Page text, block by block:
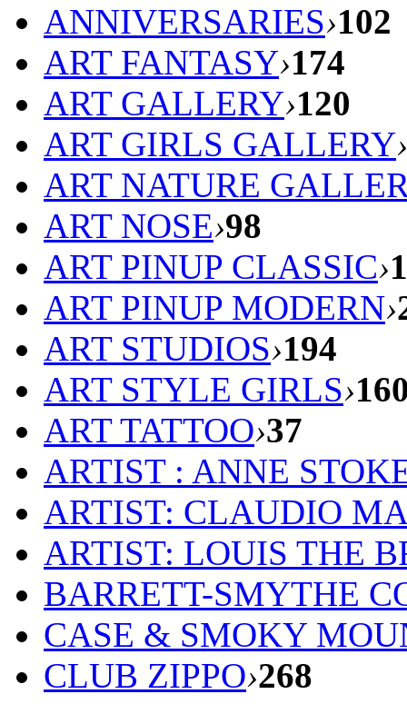
ANNIVERSARIES›102
ART FANTASY›174
ART GALLERY›120
ART GIRLS GALLERY›
ART NATURE
ART NOSE›98
ART PINUP CLASSIC›
ART PINUP MODERN›
ART STUDIOS›194
ART STYLE GIRLS›
ART TATTOO›37
ARTIST : ANNE
ARTIST: CLAUDIO
ARTIST: LOUIS THE
BARRETT-SMYTHE
CASE & SMOKY
CLUB ZIPPO›268